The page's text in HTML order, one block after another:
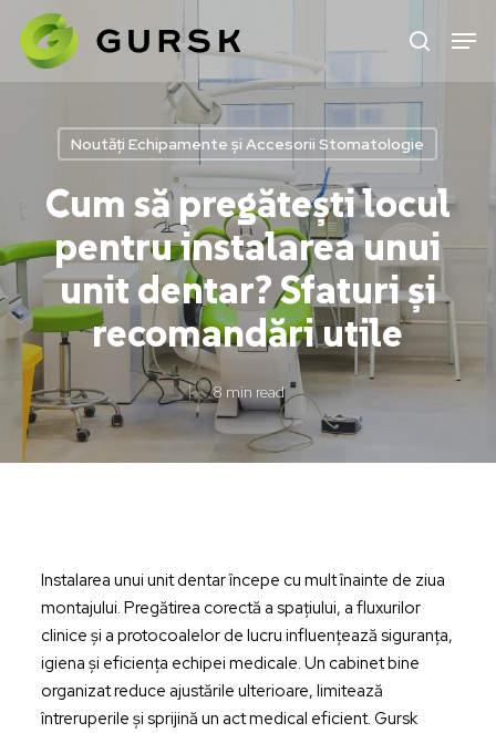
Noutăți Echipamente și Accesorii Stomatologie
Cum să pregătești locul
pentru instalarea unui
unit dentar? Sfaturi și
recomandări utile
8 min read
Instalarea unui unit dentar începe cu mult înainte de ziua
montajului. Pregătirea corectă a spațiului, a fluxurilor
clinice și a protocoalelor de lucru influențează siguranța,
igiena și eficiența echipei medicale. Un cabinet bine
organizat reduce ajustările ulterioare, limitează
întreruperile și sprijină un act medical eficient. Gursk